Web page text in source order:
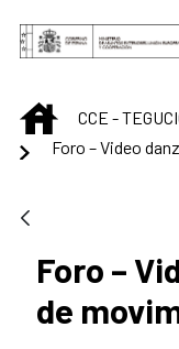
Saltar al contenido
INICIO
CCE -
Foro – Video
Foro –
de